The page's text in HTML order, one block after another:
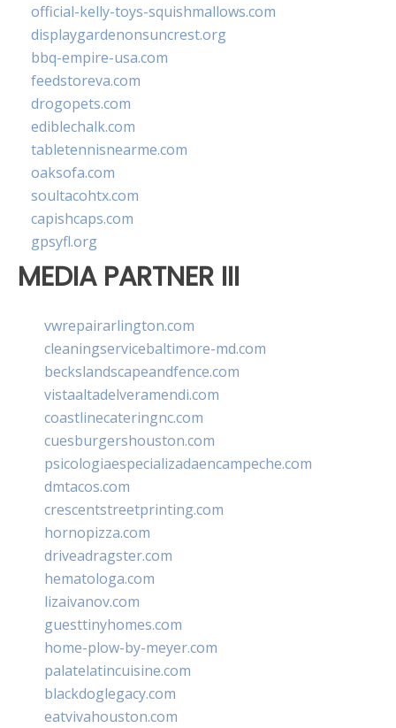
official-kelly-toys-squishmallows.com
displaygardenonsuncrest.org
bbq-empire-usa.com
feedstoreva.com
drogopets.com
ediblechalk.com
tabletennisnearme.com
oaksofa.com
soultacohtx.com
capishcaps.com
gpsyfl.org
MEDIA PARTNER III
vwrepairarlington.com
cleaningservicebaltimore-md.com
beckslandscapeandfence.com
vistaaltadelveramendi.com
coastlinecateringnc.com
cuesburgershouston.com
psicologiaespecializadaencampeche.com
dmtacos.com
crescentstreetprinting.com
hornopizza.com
driveadragster.com
hematologa.com
lizaivanov.com
guesttinyhomes.com
home-plow-by-meyer.com
palatelatincuisine.com
blackdoglegacy.com
eatvivahouston.com